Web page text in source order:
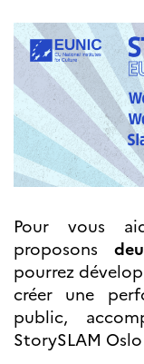
Pour vous
proposons
pourrez
créer une
public,
StorySLAM